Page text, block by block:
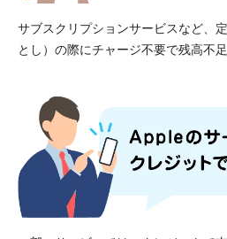
サブスクリプションサービスなど、
とし）の際にチャージ不要で残高不